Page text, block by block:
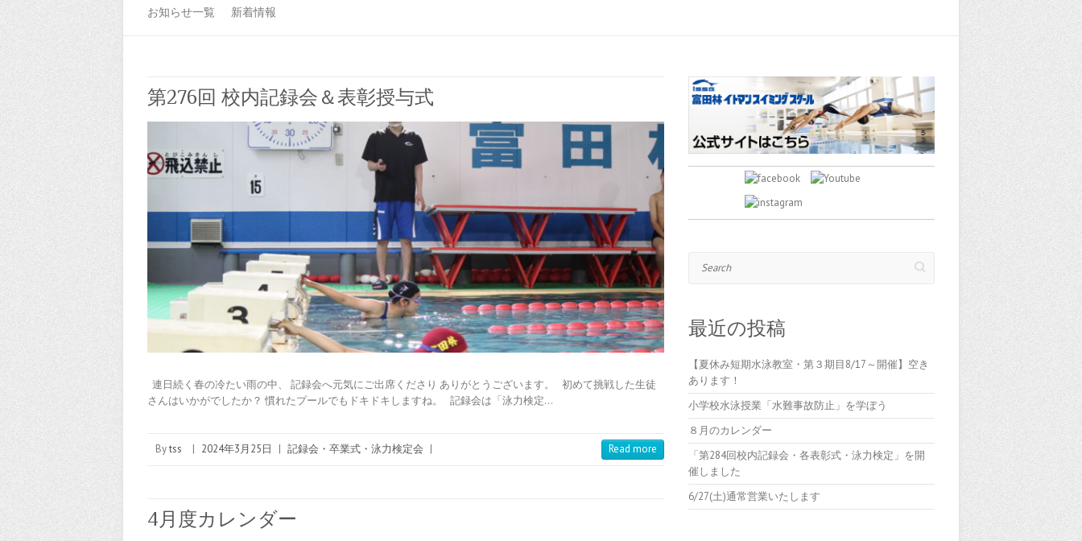
お知らせ一覧 新着情報
第276回 校内記録会＆表彰授与式
連日続く春の冷たい雨の中、 記録会へ元気にご出席くださり ありがとうございます。 初めて挑戦した生徒
さんはいかがでしたか？ 慣れたプールでもドキドキしますね。 記録会は「泳力検定…
Bytss | 2024年3月25日 | 記録会・卒業式・泳力検定会 | Read more
4月度カレンダー
最近の投稿
【夏休み短期水泳教室・第３期目8/17～開催】空き
あります！
小学校水泳授業「水難事故防止」を学ぼう
８月のカレンダー
「第284回校内記録会・各表彰式・泳力検定」を開
催しました
6/27(土)通常営業いたします